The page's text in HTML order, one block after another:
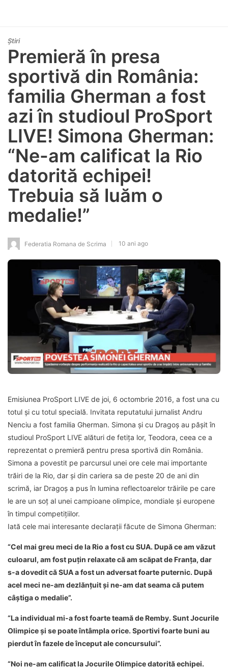
Știri
Premieră în presa
sportivă din România:
familia Gherman a fost
azi în studioul ProSport
LIVE! Simona Gherman:
“Ne-am calificat la Rio
datorită echipei!
Trebuia să luăm o
medalie!”
Federatia Romana de Scrima 10 ani ago
Emisiunea ProSport LIVE de joi, 6 octombrie 2016, a fost una cu
totul și cu totul specială. Invitata reputatului jurnalist Andru
Nenciu a fost familia Gherman. Simona și cu Dragoș au pășit în
studioul ProSport LIVE alături de fetița lor, Teodora, ceea ce a
reprezentat o premieră pentru presa sportivă din România.
Simona a povestit pe parcursul unei ore cele mai importante
trăiri de la Rio, dar și din cariera sa de peste 20 de ani din
scrimă, iar Dragoș a pus în lumina reflectoarelor trăirile pe care
le are un soț al unei campioane olimpice, mondiale și europene
în timpul competițiilor.
Iată cele mai interesante declarații făcute de Simona Gherman:
“Cel mai greu meci de la Rio a fost cu SUA. După ce am văzut
culoarul, am fost puțin relaxate că am scăpat de Franța, dar
s-a dovedit că SUA a fost un adversat foarte puternic. După
acel meci ne-am dezlănțuit și ne-am dat seama că putem
câștiga o medalie”.
“La individual mi-a fost foarte teamă de Remby. Sunt Jocurile
Olimpice și se poate întâmpla orice. Sportivi foarte buni au
pierdut în fazele de început ale concursului”.
“Noi ne-am calificat la Jocurile Olimpice datorită echipei.